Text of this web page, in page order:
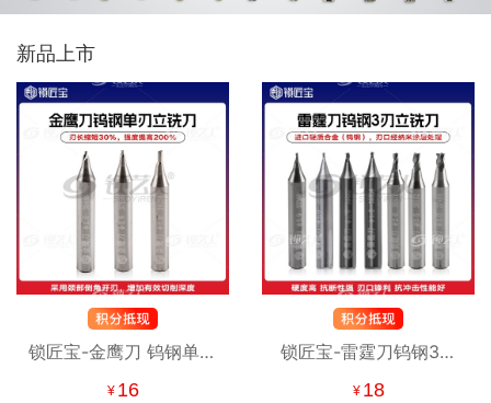
新品上市
锁匠宝-金鹰刀 钨钢单刃
立铣刀
¥ 16
锁匠宝-雷霆刀钨钢3刃
立铣刀
¥ 18